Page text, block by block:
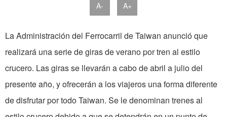
A- A+
La Administración del Ferrocarril de Taiwan anunció que
realizará una serie de giras de verano por tren al estilo
crucero. Las giras se llevarán a cabo de abril a julio del
presente año, y ofrecerán a los viajeros una forma diferente
de disfrutar por todo Taiwan. Se le denominan trenes al